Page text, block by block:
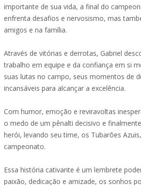
importante de sua vida, a final do
enfrenta desafios e nervosismo, mas
amigos e na família.
Através de vitórias e derrotas, Gabriel
trabalho em equipe e da confiança em si
suas lutas no campo, seus momentos de
incansáveis para alcançar a excelência.
Com humor, emoção e reviravoltas
o medo de um pênalti decisivo e
herói, levando seu time, os Tubarões
campeonato.
Essa história cativante é um lembrete
paixão, dedicação e amizade, os sonhos